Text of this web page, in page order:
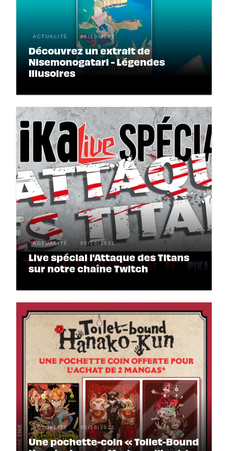
ACTUALITÉ 06/10/2021
Découvrez un extrait de
Nisemonogatari - Légendes
Illusoires
ACTUALITÉ 05/10/2021
Live spécial l'Attaque des Titans
sur notre chaîne Twitch
ACTUALITÉ 05/10/2021
Une pochette-coin « Toilet-Bound